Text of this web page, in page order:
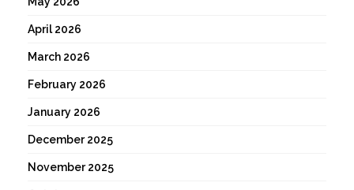
April 2026
March 2026
February 2026
January 2026
December 2025
November 2025